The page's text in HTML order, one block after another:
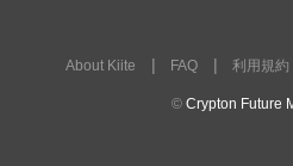
About Kiite FAQ 利用規約
© Crypton Future